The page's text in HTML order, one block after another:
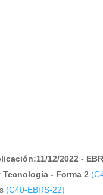
12/2022 -
Tecnología - Forma 2
(C40-EBRS-22)